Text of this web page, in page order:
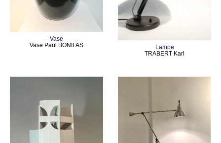
Vase
Vase Paul BONIFAS
Lampe
TRABERT Karl